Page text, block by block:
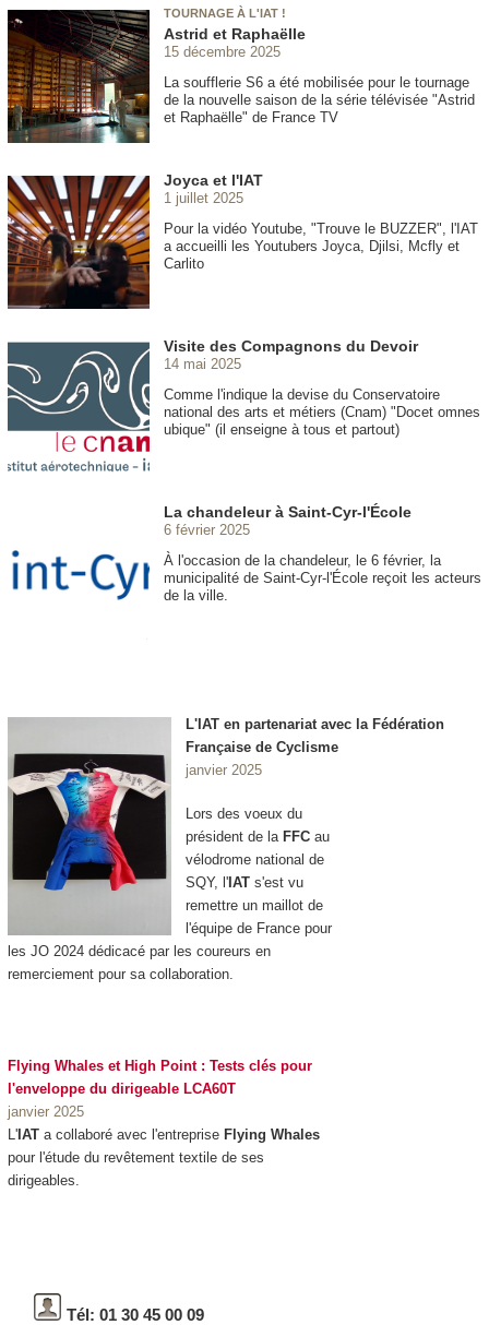
TOURNAGE À L'IAT !
Astrid et Raphaëlle
15 décembre 2025
La soufflerie S6 a été mobilisée pour le tournage
de la nouvelle saison de la série télévisée "Astrid
et Raphaëlle" de France TV
Joyca et l'IAT
1 juillet 2025
Pour la vidéo Youtube, "Trouve le BUZZER", l'IAT
a accueilli les Youtubers Joyca, Djilsi, Mcfly et
Carlito
Visite des Compagnons du Devoir
14 mai 2025
Comme l'indique la devise du Conservatoire
national des arts et métiers (Cnam) "Docet omnes
ubique" (il enseigne à tous et partout)
La chandeleur à Saint-Cyr-l'École
6 février 2025
À l'occasion de la chandeleur, le 6 février, la
municipalité de Saint-Cyr-l'École reçoit les acteurs
de la ville.
L'IAT en partenariat avec la Fédération
Française de Cyclisme
janvier 2025
Lors des voeux du
président de laFFCau
vélodrome national de
SQY, l'IATs'est vu
remettre un maillot de
l'équipe de France pour
les JO 2024 dédicacé par les coureurs en
remerciement pour sa collaboration.
Flying Whales et High Point : Tests clés pour
l'enveloppe du dirigeable LCA60T
janvier 2025
L'IATa collaboré avec l'entreprise Flying Whales
pour l'étude du revêtement textile de ses
dirigeables.
Tél: 01 30 45 00 09